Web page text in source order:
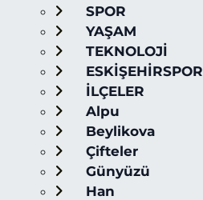
SPOR
YAŞAM
TEKNOLOJİ
ESKİŞEHİRSPOR
İLÇELER
Alpu
Beylikova
Çifteler
Günyüzü
Han